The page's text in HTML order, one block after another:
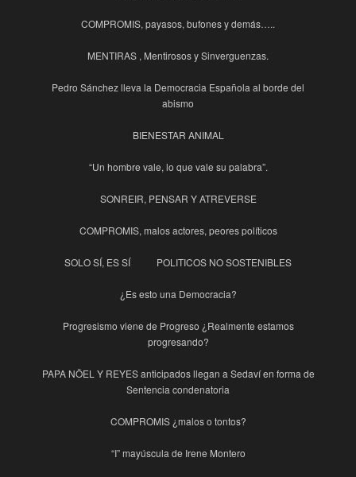
COMPROMIS, payasos, bufones y demás…..
MENTIRAS , Mentirosos y Sinverguenzas.
Pedro Sánchez lleva la Democracia Española al borde del
abismo
BIENESTAR ANIMAL
“Un hombre vale, lo que vale su palabra”.
SONREIR, PENSAR Y ATREVERSE
COMPROMIS, malos actores, peores políticos
SOLO SÍ, ES SÍ POLITICOS NO SOSTENIBLES
¿Es esto una Democracia?
Progresismo viene de Progreso ¿Realmente estamos
progresando?
PAPA NÖEL Y REYES anticipados llegan a Sedaví en forma de
Sentencia condenatoria
COMPROMIS ¿malos o tontos?
“I” mayúscula de Irene Montero